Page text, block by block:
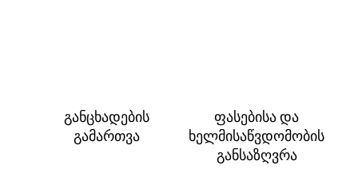
განცხადების
გამართვა
ფასებისა და
ხელმისაწვდომობის
განსაზღვრა